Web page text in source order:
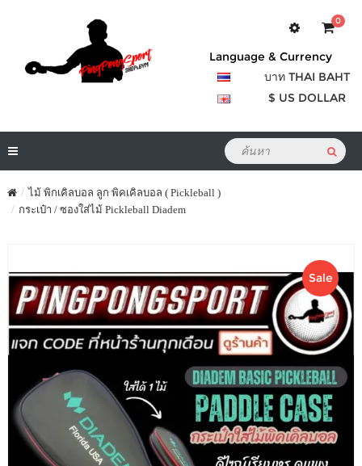
0
Language & Currency
บาท THAI BAHT
$ US DOLLAR
ไม้ พิกเคิลบอล ลูก พิคเคิลบอล ( Pickleball )
กระเป๋า / ซองใส่ไม้ Pickleball Diadem
Sale